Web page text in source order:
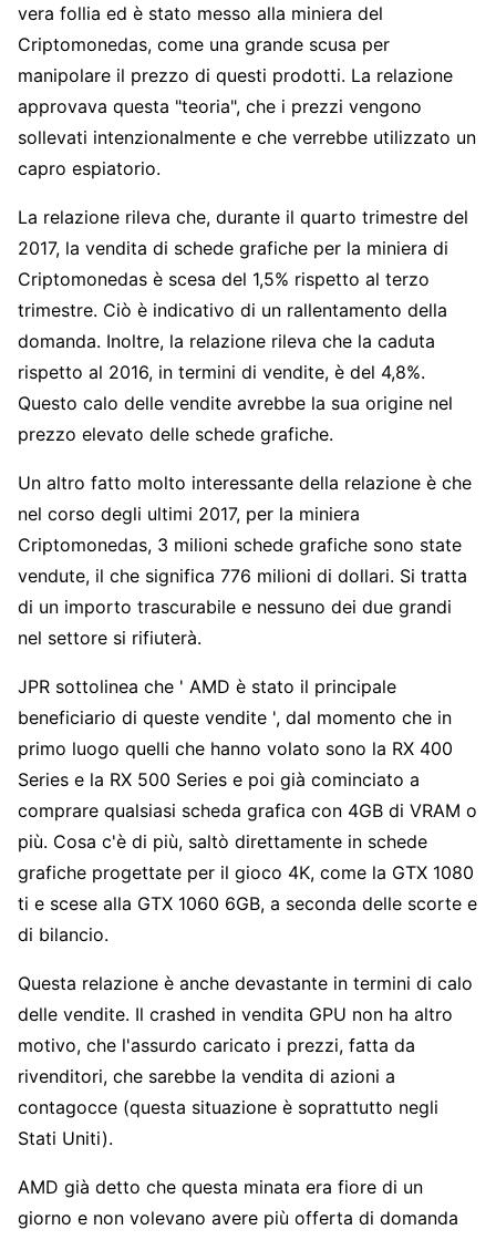
vera follia ed è stato messo alla miniera del
Criptomonedas, come una grande scusa per
manipolare il prezzo di questi prodotti. La relazione
approvava questa "teoria", che i prezzi vengono
sollevati intenzionalmente e che verrebbe utilizzato un
capro espiatorio.
La relazione rileva che, durante il quarto trimestre del
2017, la vendita di schede grafiche per la miniera di
Criptomonedas è scesa del 1,5% rispetto al terzo
trimestre. Ciò è indicativo di un rallentamento della
domanda. Inoltre, la relazione rileva che la caduta
rispetto al 2016, in termini di vendite, è del 4,8%.
Questo calo delle vendite avrebbe la sua origine nel
prezzo elevato delle schede grafiche.
Un altro fatto molto interessante della relazione è che
nel corso degli ultimi 2017, per la miniera
Criptomonedas, 3 milioni schede grafiche sono state
vendute, il che significa 776 milioni di dollari. Si tratta
di un importo trascurabile e nessuno dei due grandi
nel settore si rifiuterà.
JPR sottolinea che ' AMD è stato il principale
beneficiario di queste vendite ', dal momento che in
primo luogo quelli che hanno volato sono la RX 400
Series e la RX 500 Series e poi già cominciato a
comprare qualsiasi scheda grafica con 4GB di VRAM o
più. Cosa c'è di più, saltò direttamente in schede
grafiche progettate per il gioco 4K, come la GTX 1080
ti e scese alla GTX 1060 6GB, a seconda delle scorte e
di bilancio.
Questa relazione è anche devastante in termini di calo
delle vendite. Il crashed in vendita GPU non ha altro
motivo, che l'assurdo caricato i prezzi, fatta da
rivenditori, che sarebbe la vendita di azioni a
contagocce (questa situazione è soprattutto negli
Stati Uniti).
AMD già detto che questa minata era fiore di un
giorno e non volevano avere più offerta di domanda